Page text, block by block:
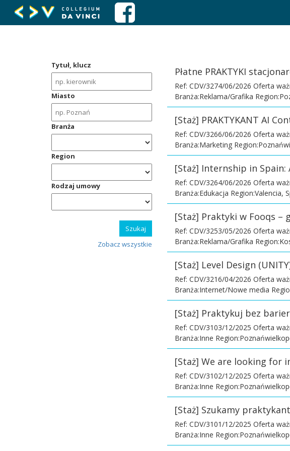
Tytuł, klucz
Miasto
Branża
Region
Rodzaj umowy
Zobacz wszystkie
Płatne PRAKTYKI
Ref: CDV/3274/06/2026 Oferta
Branża:Reklama/Grafika
[Staż] PRAKTYKANT AI
Ref: CDV/3266/06/2026 Oferta
Branża:Marketing
[Staż] Internship in
Ref: CDV/3264/06/2026 Oferta
Branża:Edukacja Region:Valencia,
[Staż] Praktyki w Fooqs
Ref: CDV/3253/05/2026 Oferta
Branża:Reklama/Grafika
[Staż] Level Design
Ref: CDV/3216/04/2026 Oferta
Branża:Internet/Nowe media
[Staż] Praktykuj bez
Ref: CDV/3103/12/2025 Oferta
Branża:Inne
[Staż] We are looking for
Ref: CDV/3102/12/2025 Oferta
Branża:Inne
[Staż] Szukamy
Ref: CDV/3101/12/2025 Oferta
Branża:Inne